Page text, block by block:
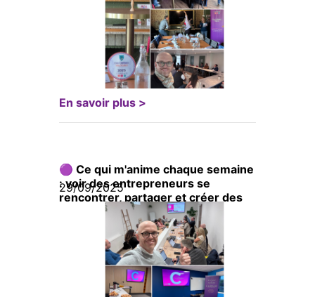
En savoir plus >
🟣 Ce qui m'anime chaque semaine
: voir des entrepreneurs se
rencontrer, partager et créer des
ouvertures ensemble. 🤝
29/09/2025